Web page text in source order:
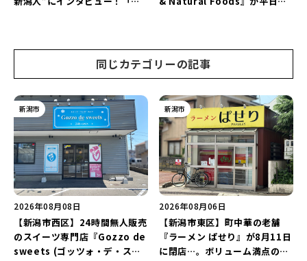
レートランチ」を実食レポート
♪
同じカテゴリーの記事
新潟市
2026年08月08日
【新潟市西区】24時間無人販売
のスイーツ専門店『Gozzo de
sweets (ゴッツォ・デ・スイ
新潟市
2026年08月06日
【新潟市東区】町中華の老舗
『ラーメン ぱせり』が8月11日
に閉店…。ボリューム満点の名